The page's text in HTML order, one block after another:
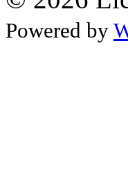
Powered by